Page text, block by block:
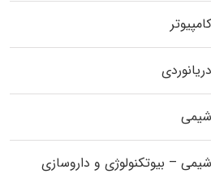
– بیوتکنولوژی و داروسازی